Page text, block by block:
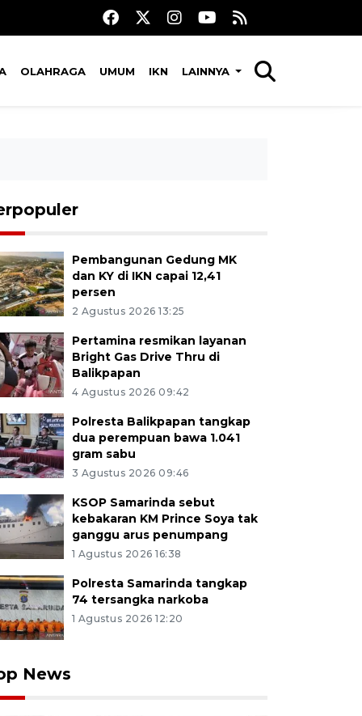
OLAHRAGA UMUM IKN LAINNYA
Pembangunan Gedung MK
dan KY di IKN capai 12,41
persen
2 Agustus 2026 13:25
Pertamina resmikan layanan
Bright Gas Drive Thru di
Balikpapan
4 Agustus 2026 09:42
Polresta Balikpapan tangkap
dua perempuan bawa 1.041
gram sabu
3 Agustus 2026 09:46
KSOP Samarinda sebut
kebakaran KM Prince Soya tak
ganggu arus penumpang
1 Agustus 2026 16:38
Polresta Samarinda tangkap
74 tersangka narkoba
1 Agustus 2026 12:20
News